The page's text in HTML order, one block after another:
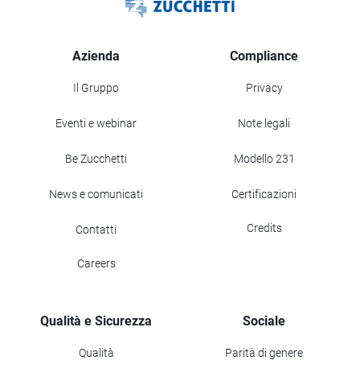
Azienda
Il Gruppo
Eventi e webinar
Be Zucchetti
News e comunicati
Contatti
Careers
Compliance
Privacy
Note legali
Modello 231
Certificazioni
Credits
Qualità e Sicurezza
Qualità
Sociale
Parità di genere